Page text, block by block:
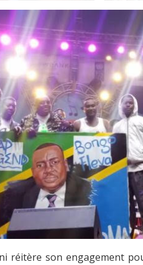
réitère son engagement